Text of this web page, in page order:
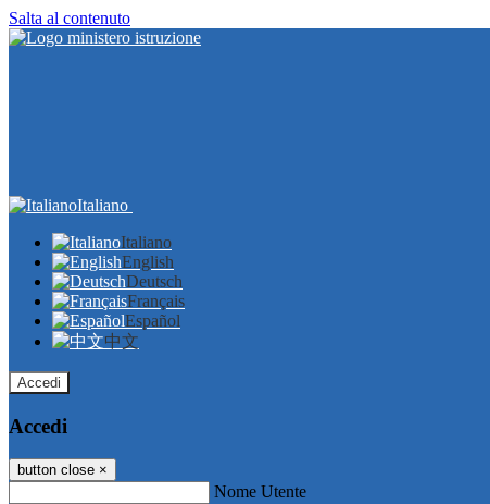
Salta al contenuto
Italiano
Italiano
English
Deutsch
Français
Español
中文
Accedi
Accedi
button close ×
Nome Utente